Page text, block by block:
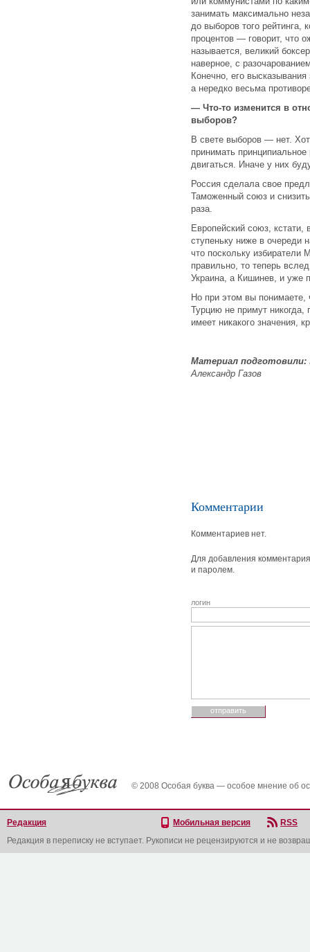
занимать максимально
до выборов того рейтинга,
процентов — говорит, что
называется, великий
наверное, с
Конечно, его
а нередко весьма
— Что-то изменится в
выборов?
В свете выборов — нет.
принимать
двигаться. Иначе у них
Россия сделала свое
Таможенный союз и
раза.
Европейский союз, кстати,
ступеньку ниже в очереди
что поскольку избиратели
правильно, то теперь
Украина, а Кишинев, и уже
Но при этом вы понимаете,
Турцию не примут
имеет никакого значения,
Материал подготовили:
Александр Газов
Комментарии
Комментариев нет.
Для добавления
и паролем.
логин
© 2008 Особая буква — особое мнение об
Редакция Мобильная версия
RSS
Редакция в переписку не вступает. Рукописи не рецензируются и не